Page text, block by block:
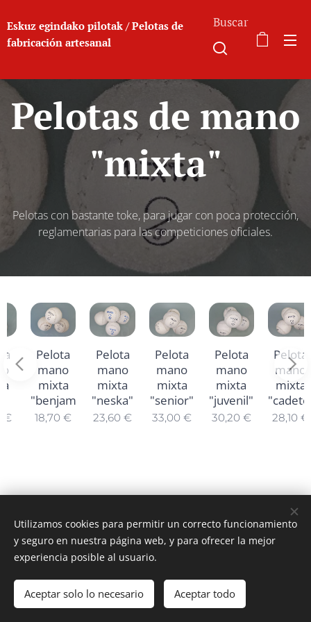
Eskuz egindako pilotak / Pelotas de
fabricación artesanal
Buscar
Pelotas de mano
"mixta"
Pelotas con bastante toke, para jugar con poca protección,
reglamentarias para las competiciones oficiales.
Pelota
mano
mixta
"benjamín"
18,70€
Pelota
mano
mixta
"neska"
23,60€
Pelota
mano
mixta
"senior"
33,00€
Pelota
mano
mixta
"juvenil"
30,20€
Pelota
mano
mixta
"cadete"
28,10€
© 2025 Todos los derechos reservados
Cookies
Idiomas
Euskara
Utilizamos cookies para permitir un correcto funcionamiento
y seguro en nuestra página web, y para ofrecer la mejor
experiencia posible al usuario.
Aceptar solo lo necesario Aceptar todo